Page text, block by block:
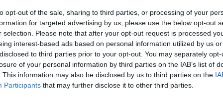
opt-out of the sale, sharing to third parties, or processing of your
for targeted advertising by us, please use the below opt-out
selection. Please note that after your opt-out request is processed
interest-based ads based on personal information utilized by us
to third parties prior to your opt-out. You may separately
of your personal information by third parties on the IAB’s list of
This information may also be disclosed by us to third parties on the
Participants that may further disclose it to other third parties.